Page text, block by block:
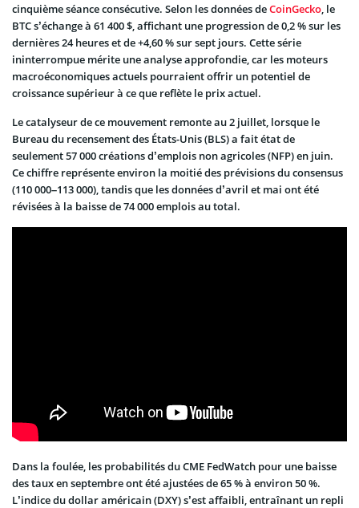
cinquième séance consécutive. Selon les données deCoinGecko, le
BTC s’échange à 61 400 $, affichant une progression de 0,2 % sur les
dernières 24 heures et de +4,60 % sur sept jours. Cette série
ininterrompue mérite une analyse approfondie, car les moteurs
macroéconomiques actuels pourraient offrir un potentiel de
croissance supérieur à ce que reflète le prix actuel.
Le catalyseur de ce mouvement remonte au 2 juillet, lorsque le
Bureau du recensement des États-Unis (BLS) a fait état de
seulement 57 000 créations d’emplois non agricoles (NFP) en juin.
Ce chiffre représente environ la moitié des prévisions du consensus
(110 000–113 000), tandis que les données d’avril et mai ont été
révisées à la baisse de 74 000 emplois au total.
Dans la foulée, les probabilités du CME FedWatch pour une baisse
des taux en septembre ont été ajustées de 65 % à environ 50 %.
L’indice du dollar américain (DXY) s’est affaibli, entraînant un repli